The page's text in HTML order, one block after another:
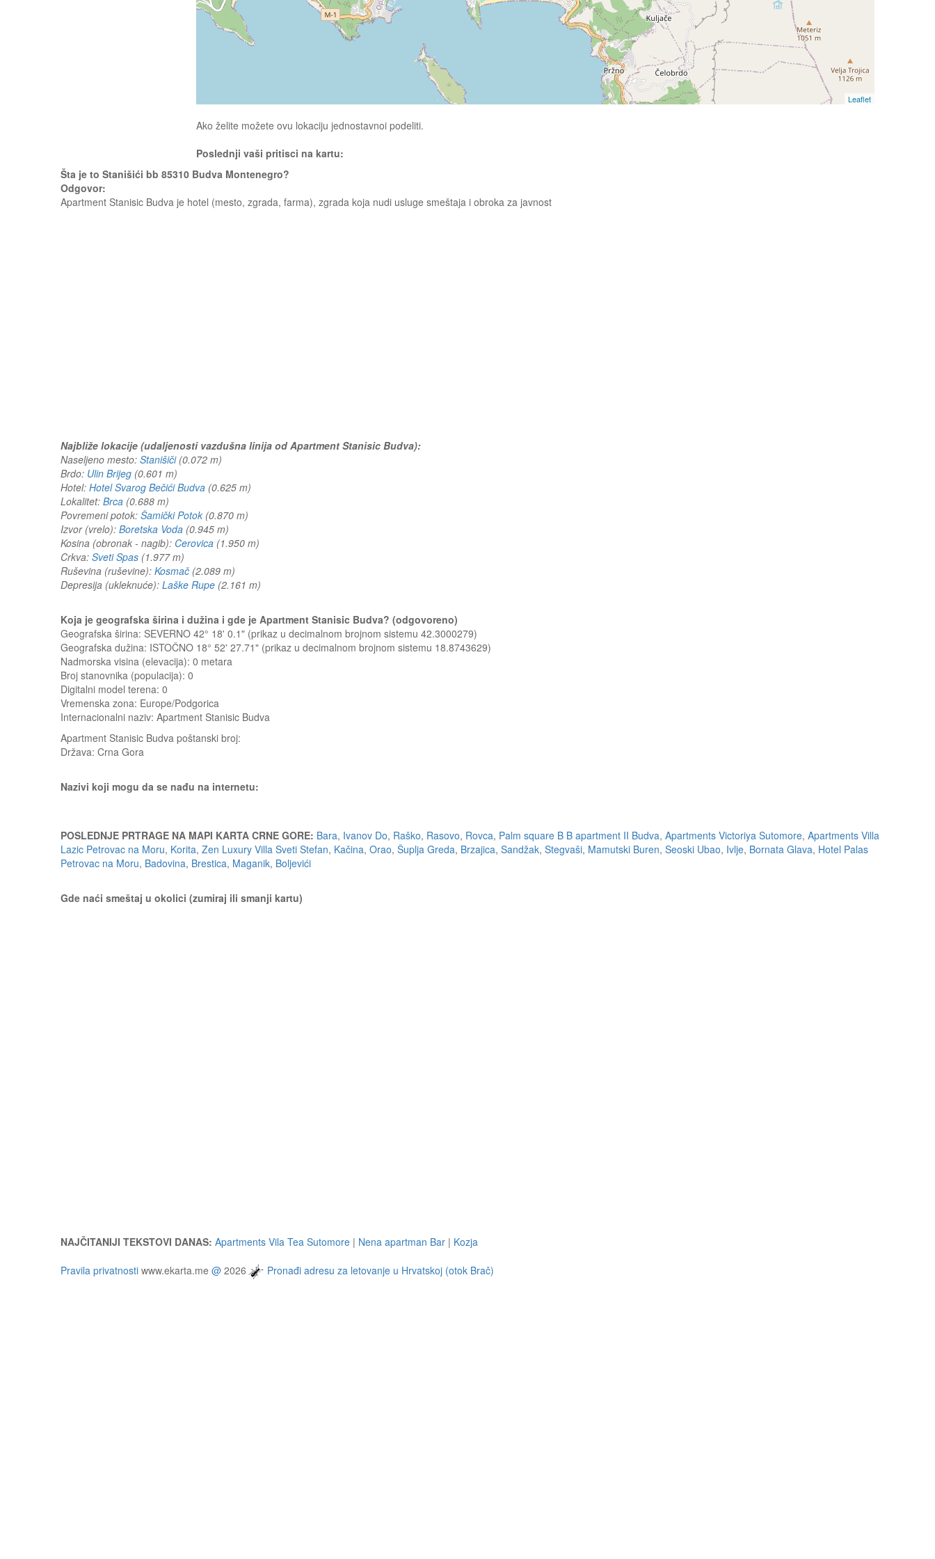
Leaflet
Ako želite možete ovu lokaciju jednostavnoi podeliti.
Poslednji vaši pritisci na kartu:
Šta je to Stanišići bb 85310 Budva Montenegro?
Odgovor:
Apartment Stanisic Budva je hotel (mesto, zgrada, farma), zgrada koja nudi usluge smeštaja i obroka za javnost
Najbliže lokacije (udaljenosti vazdušna linija od Apartment Stanisic Budva):
Naseljeno mesto: Stanišiči(0.072 m)
Brdo: Ulin Brijeg (0.601 m)
Hotel: Hotel Svarog Bečići Budva (0.625 m)
Lokalitet: Brca (0.688 m)
Povremeni potok: Šamički Potok (0.870 m)
Izvor (vrelo): Boretska Voda (0.945 m)
Kosina (obronak - nagib): Cerovica (1.950 m)
Crkva: Sveti Spas (1.977 m)
Ruševina (ruševine): Kosmač (2.089 m)
Depresija (ukleknuće): Laške Rupe (2.161 m)
Koja je geografska širina i dužina i gde je Apartment Stanisic Budva? (odgovoreno)
Geografska širina: SEVERNO 42° 18' 0.1" (prikaz u decimalnom brojnom sistemu 42.3000279)
Geografska dužina: ISTOČNO 18° 52' 27.71" (prikaz u decimalnom brojnom sistemu 18.8743629)
Nadmorska visina (elevacija): 0 metara
Broj stanovnika (populacija): 0
Digitalni model terena: 0
Vremenska zona: Europe/Podgorica
Internacionalni naziv: Apartment Stanisic Budva
Apartment Stanisic Budva poštanski broj:
Država: Crna Gora
Nazivi koji mogu da se nađu na internetu:
POSLEDNJE PRTRAGE NA MAPI KARTA CRNE GORE: Bara, Ivanov Do, Raško, Rasovo, Rovca, Palm square B B apartment II Budva, Apartments Victoriya Sutomore, Apartments Villa
Lazic Petrovac na Moru, Korita, Zen Luxury Villa Sveti Stefan, Kačina, Orao, Šuplja Greda, Brzajica, Sandžak, Stegvaši, Mamutski Buren, Seoski Ubao, Ivlje, Bornata Glava, Hotel Palas
Petrovac na Moru, Badovina, Brestica, Maganik, Boljevići
Gde naći smeštaj u okolici (zumiraj ili smanji kartu)
NAJČITANIJI TEKSTOVI DANAS: Apartments Vila Tea Sutomore | Nena apartman Bar | Kozja
Pravila privatnosti www.ekarta.me @ 2026 Pronađi adresu za letovanje u Hrvatskoj (otok Brač)